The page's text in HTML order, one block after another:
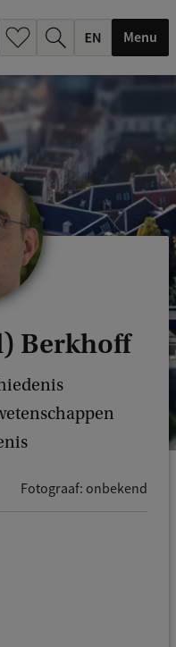
Menu
Berkhoff
Fotograaf: onbekend